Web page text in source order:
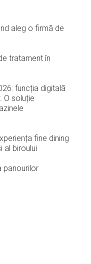
aleg o firmă de
tratament în
funcția digitală
O soluție
fine dining
al biroului
panourilor